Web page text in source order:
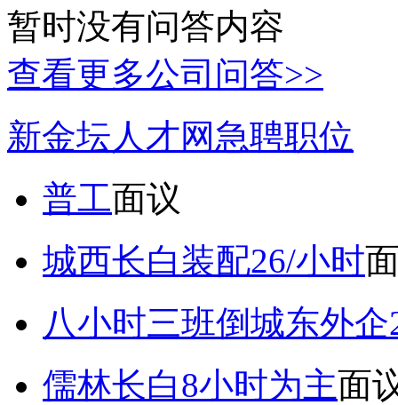
暂时没有问答内容
查看更多公司问答>>
新金坛人才网急聘职位
普工面议
城西长白装配26/小时
八小时三班倒城东外企
儒林长白8小时为主面